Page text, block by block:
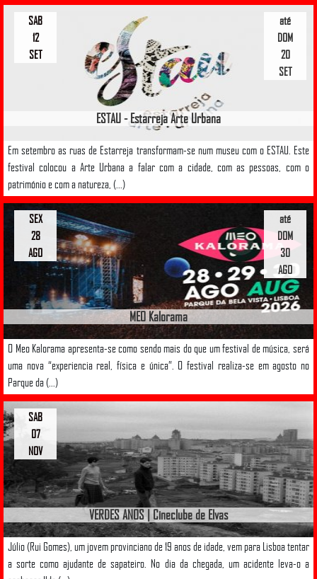
ESTAU - Estarreja Arte Urbana
Em setembro as ruas de Estarreja transformam-se num museu com o ESTAU. Este
festival colocou a Arte Urbana a falar com a cidade, com as pessoas, com o
património e com a natureza, (...)
até
DOM
20
SET
SAB
12
SET
MEO Kalorama
O Meo Kalorama apresenta-se como sendo mais do que um festival de música, será
uma nova “experiencia real, física e única”. O festival realiza-se em agosto no
Parque da (...)
até
DOM
30
AGO
SEX
28
AGO
VERDES ANOS | Cineclube de Elvas
Júlio (Rui Gomes), um jovem provinciano de 19 anos de idade, vem para Lisboa tentar
a sorte como ajudante de sapateiro. No dia da chegada, um acidente leva-o a
SAB
07
NOV